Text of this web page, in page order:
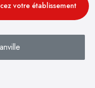
votre établissement